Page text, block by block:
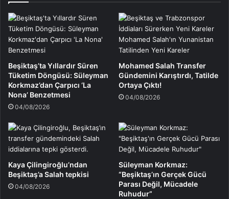
Beşiktaş’ta Yıllardır Süren
Tüketim Döngüsü: Süleyman
Korkmaz’dan Çarpıcı ‘La
Nona’ Benzetmesi
04/08/2026
Mohamed Salah Transfer
Gündemini Karıştırdı, Tatilde
Ortaya Çıktı!
04/08/2026
Kaya Çilingiroğlu’ndan
Beşiktaş’a Salah tepkisi
04/08/2026
Süleyman Korkmaz:
“Beşiktaş’ın Gerçek Gücü
Parası Değil, Mücadele
Ruhudur”